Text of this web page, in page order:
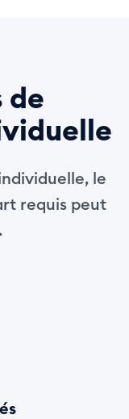
de
le
requis peut